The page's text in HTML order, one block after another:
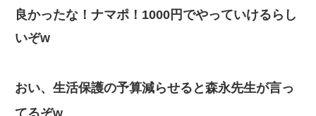
良かったな！ナマポ！1000円でやっていけるらし
いぞw
おい、生活保護の予算減らせると森永先生が言っ
てるぞw